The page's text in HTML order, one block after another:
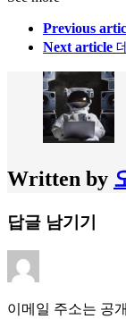
Previous
Next article
Written by
답글 남기기
이메일 주소는 공